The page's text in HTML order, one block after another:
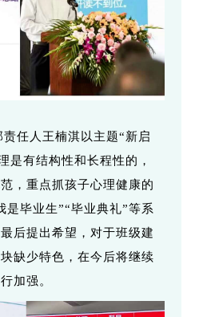
任人王楠淇以主题“新启
是有结构性和长程性的，
，重点抓孩子心理健康的
是毕业生”“毕业典礼”等系
后提出希望，对于班级建
缺少特色，在今后将继续
加强。